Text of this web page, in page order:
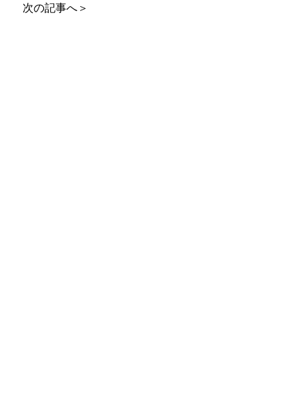
次の記事へ＞